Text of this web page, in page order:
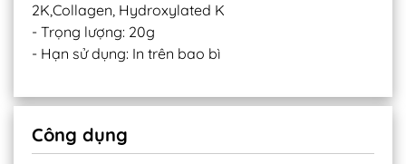
2K,Collagen, Hydroxylated K
- Trọng lượng: 20g
- Hạn sử dụng: In trên bao bì
Công dụng